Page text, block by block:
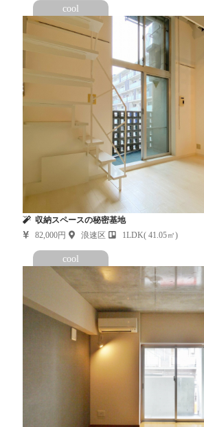
cool
収納スペースの秘密基地
82,000円
浪速区 1LDK( 41.05㎡)
cool